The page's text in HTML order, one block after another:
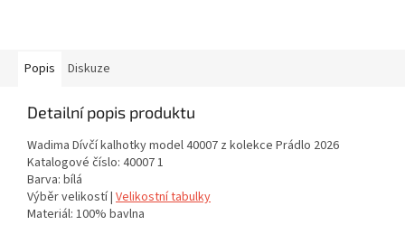
Popis Diskuze
Detailní popis produktu
Wadima Dívčí kalhotky model 40007 z kolekce Prádlo 2026
Katalogové číslo: 40007 1
Barva: bílá
Výběr velikostí | Velikostní tabulky
Materiál: 100% bavlna